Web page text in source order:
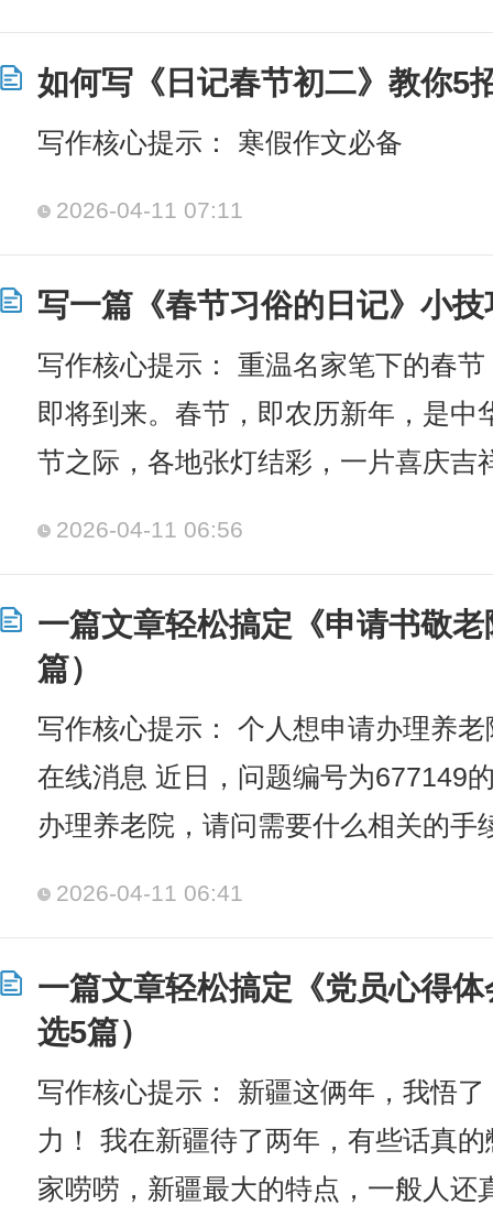
如何写《日记春节初二》教你5
写作核心提示： 寒假作文必备
2026-04-11 07:11
写一篇《春节习俗的日记》小
写作核心提示： 重温名家笔下的春
即将到来。春节，即农历新年，是中
节之际，各地张灯结彩，一片喜庆吉
2026-04-11 06:56
一篇文章轻松搞定《申请书敬
篇）
写作核心提示： 个人想申请办理养
在线消息 近日，问题编号为677149
办理养老院，请问需要什么相关的手
2026-04-11 06:41
一篇文章轻松搞定《党员心得
选5篇）
写作核心提示： 新疆这俩年，我悟
力！ 我在新疆待了两年，有些话真
家唠唠，新疆最大的特点，一般人还